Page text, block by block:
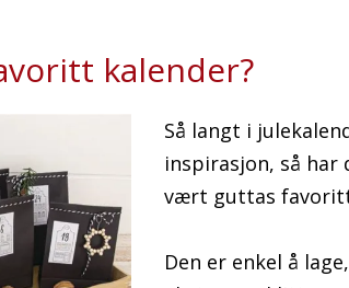
kalender?
Så langt i
inspirasjon, så
vært guttas
Den er enkel å